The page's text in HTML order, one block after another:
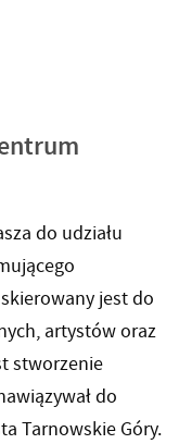
do udziału
jest do
artystów oraz
stworzenie
do
Tarnowskie Góry.